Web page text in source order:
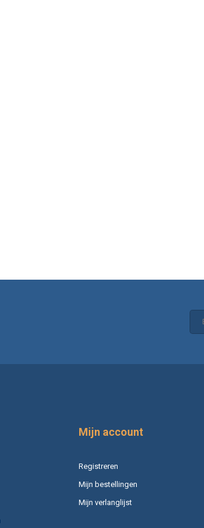
Mijn account
Registreren
Mijn bestellingen
Mijn verlanglijst